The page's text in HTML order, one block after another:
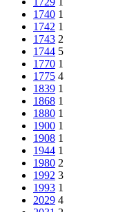
1740 1
1742 1
1743 2
1744 5
1770 1
1775 4
1839 1
1868 1
1880 1
1900 1
1908 1
1944 1
1980 2
1992 3
1993 1
2029 4